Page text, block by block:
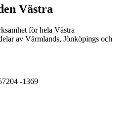
Västra
för hela Västra
av Värmlands, Jönköpings och
-1369